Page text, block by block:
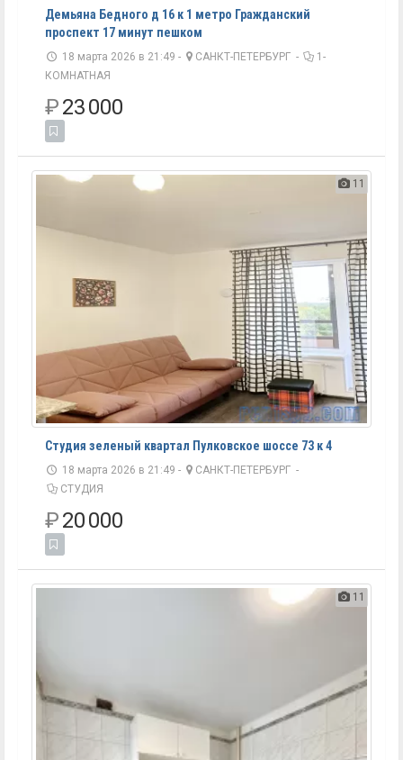
Демьяна Бедного д 16 к 1 метро Гражданский
проспект 17 минут пешком
18 марта 2026 в 21:49 - САНКТ-ПЕТЕРБУРГ -
1-
КОМНАТНАЯ
₽23 000
11
Студия зеленый квартал Пулковское шоссе 73 к 4
18 марта 2026 в 21:49 - САНКТ-ПЕТЕРБУРГ -
СТУДИЯ
₽20 000
11